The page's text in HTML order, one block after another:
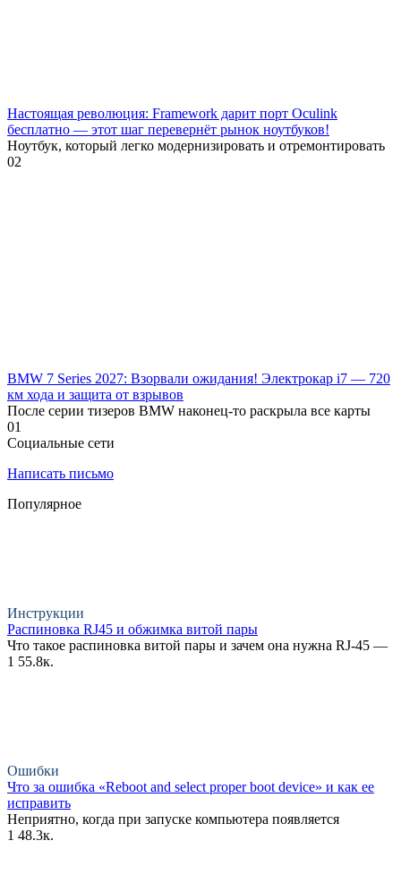
Настоящая революция: Framework дарит порт Oculink
бесплатно — этот шаг перевернёт рынок ноутбуков!
Ноутбук, который легко модернизировать и отремонтировать
02
BMW 7 Series 2027: Взорвали ожидания! Электрокар i7 — 720
км хода и защита от взрывов
После серии тизеров BMW наконец-то раскрыла все карты
01
Социальные сети
Написать письмо
Популярное
Инструкции
Распиновка RJ45 и обжимка витой пары
Что такое распиновка витой пары и зачем она нужна RJ-45 —
1 55.8к.
Ошибки
Что за ошибка «Reboot and select proper boot device» и как ее
исправить
Неприятно, когда при запуске компьютера появляется
1 48.3к.